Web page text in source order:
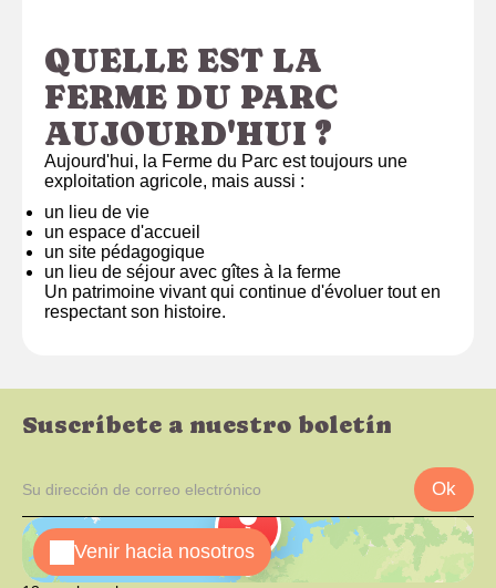
QUELLE EST LA
FERME DU PARC
AUJOURD'HUI ?
Aujourd'hui, la Ferme du Parc est toujours une
exploitation agricole, mais aussi :
un lieu de vie
un espace d'accueil
un site pédagogique
un lieu de séjour avec gîtes à la ferme
Un patrimoine vivant qui continue d'évoluer tout en
respectant son histoire.
Suscríbete a nuestro boletín
Ok
Venir hacia nosotros